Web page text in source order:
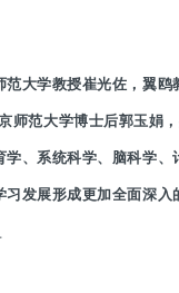
大学教授崔光佐，翼鸥
师范大学博士后郭玉娟
、系统科学、脑科学、
发展形成更加全面深入